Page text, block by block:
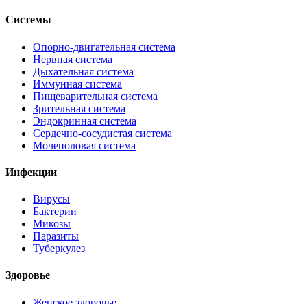
Системы
Опорно-двигательная система
Нервная система
Дыхательная система
Иммунная система
Пищеварительная система
Зрительная система
Эндокринная система
Сердечно-сосудистая система
Мочеполовая система
Инфекции
Вирусы
Бактерии
Микозы
Паразиты
Туберкулез
Здоровье